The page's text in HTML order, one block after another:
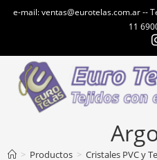
e-mail: ventas@eurotelas.com.ar --
11
> Productos > Cristales PVC y